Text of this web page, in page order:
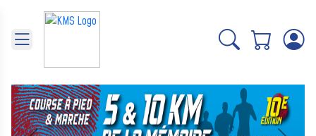
Panneau de gestion des cookies